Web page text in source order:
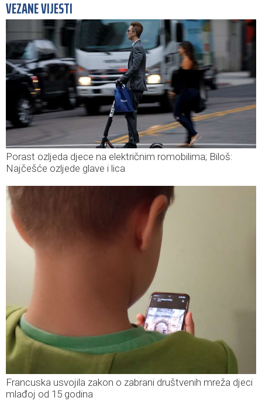
VEZANE VIJESTI
Porast ozljeda djece na električnim romobilima; Biloš:
Najčešće ozljede glave i lica
Francuska usvojila zakon o zabrani društvenih mreža djeci
mlađoj od 15 godina